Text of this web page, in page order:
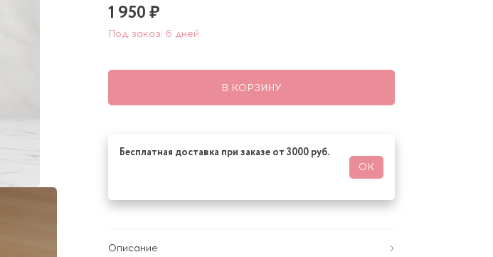
1 950 ₽
Под заказ: 6 дней
В КОРЗИНУ
Бесплатная доставка при заказе от 3000 руб.
ОК
Описание